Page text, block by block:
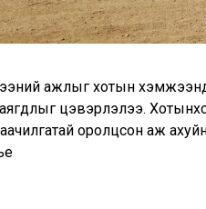
ажлыг хотын
цэвэрлэлээ.
оролцсон аж